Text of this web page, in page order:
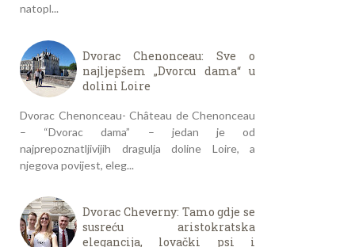
natopl...
Dvorac Chenonceau: Sve o
najljepšem „Dvorcu dama“ u
dolini Loire
Dvorac Chenonceau- Château de Chenonceau
– “Dvorac dama” – jedan je od
najprepoznatljivijih dragulja doline Loire, a
njegova povijest, eleg...
Dvorac Cheverny: Tamo gdje se
susreću aristokratska
elegancija, lovački psi i